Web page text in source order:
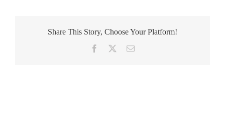
Share This Story, Choose Your Platform!
Facebook
E-